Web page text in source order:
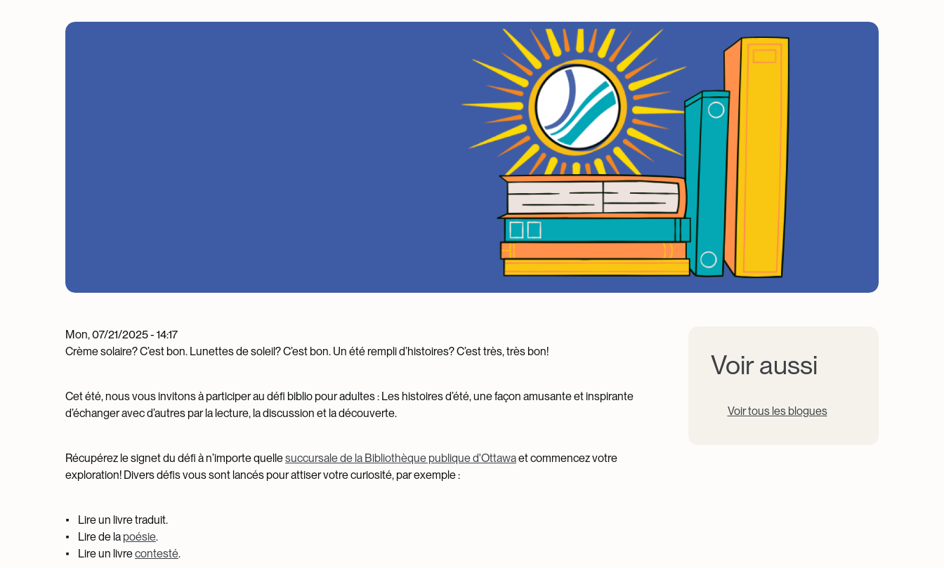
Image
Mon, 07/21/2025 - 14:17
Crème solaire? C’est bon. Lunettes de soleil? C’est bon. Un été rempli d’histoires? C’est très, très bon!
Cet été, nous vous invitons à participer au défi biblio pour adultes : Les histoires d’été, une façon amusante et inspirante
d’échanger avec d’autres par la lecture, la discussion et la découverte.
Récupérez le signet du défi à n’importe quellesuccursale de la Bibliothèque publique d'Ottawaet commencez votre
exploration! Divers défis vous sont lancés pour attiser votre curiosité, par exemple :
• Lire un livre traduit.
• Lire de la poésie.
• Lire un livrecontesté.
Voir aussi
Voir tous les blogues